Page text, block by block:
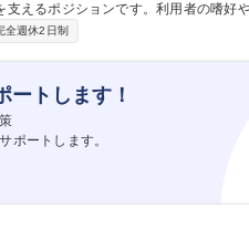
えるポジションです。利用者の嗜好
/書類作成・記録業務【活かせるスキ
の把握、記録作成の正確性、現場との連携
管理を担う食品製造の中核職
全週休2日制
ートします！
ポートします。